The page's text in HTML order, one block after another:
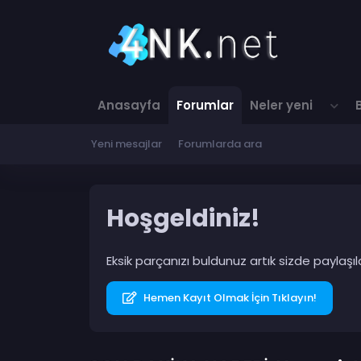
Anasayfa Forumlar Neler yeni
Yeni mesajlar Forumlarda ara
Hoşgeldiniz!
Eksik parçanızı buldunuz artık sizde
Hemen Kayıt Olmak İçin Tıklayın!